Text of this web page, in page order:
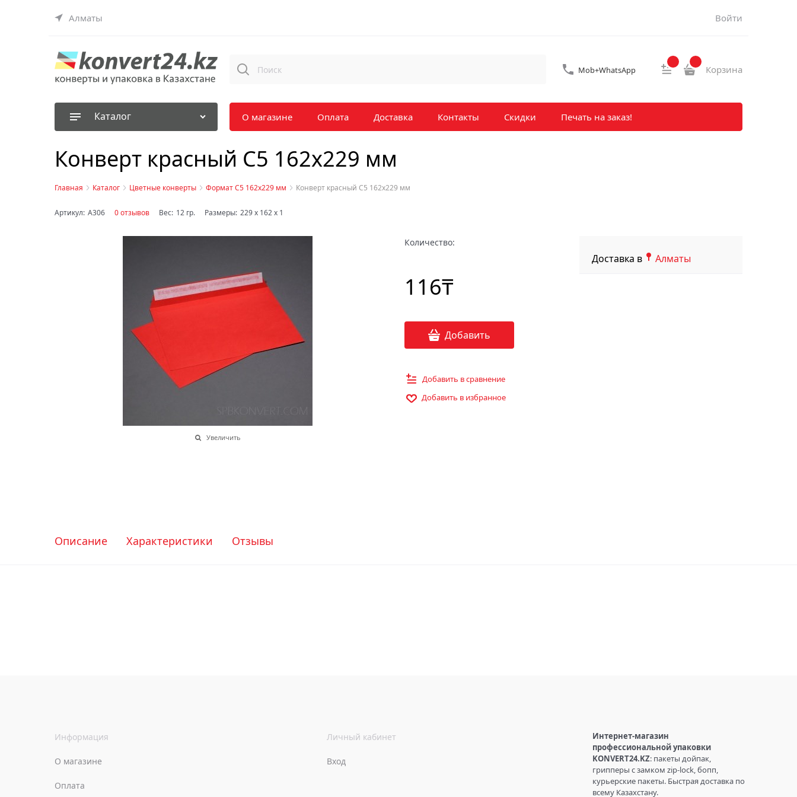
Алматы Войти
Mob+WhatsApp Корзина
Каталог О магазине Оплата Доставка Контакты Скидки Печать на заказ!
Конверт красный C5 162х229 мм
Главная Каталог Цветные конверты Формат C5 162х229 мм Конверт красный C5 162х229 мм
Артикул: A306 0 отзывов Вес: 12 гр. Размеры: 229x 162x 1
Увеличить
Количество:
116₸
Добавить
Добавить в сравнение
Добавить в избранное
Доставка в Алматы
Описание Характеристики Отзывы
Информация
О магазине
Оплата
Личный кабинет
Вход
Интернет-магазин
профессиональной упаковки
KONVERT24.KZ: пакеты дойпак,
грипперы с замком zip-lock, бопп,
курьерские пакеты. Быстрая доставка по
всему Казахстану.